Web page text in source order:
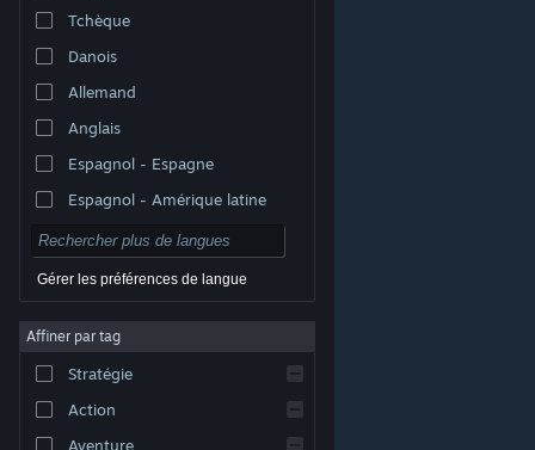
© Valve Corporation. Tous droits réservés. Toutes les
titulaires aux États-Unis et dans d'autres pays.
Accessibilité
Remboursements
Tchèque
Danois
Allemand
Anglais
Espagnol - Espagne
Espagnol - Amérique latine
Gérer les préférences de langue
Affiner par tag
Stratégie
Action
Aventure